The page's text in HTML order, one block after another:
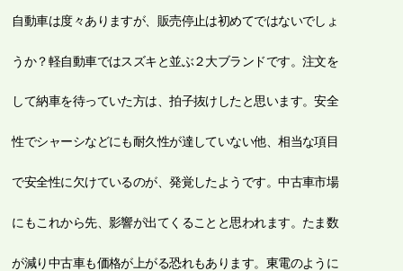
自動車は度々ありますが、販売停止は初めてではないでしょ
うか？軽自動車ではスズキと並ぶ２大ブランドです。注文を
して納車を待っていた方は、拍子抜けしたと思います。安全
性でシャーシなどにも耐久性が達していない他、相当な項目
で安全性に欠けているのが、発覚したようです。中古車市場
にもこれから先、影響が出てくることと思われます。たま数
が減り中古車も価格が上がる恐れもあります。東電のように